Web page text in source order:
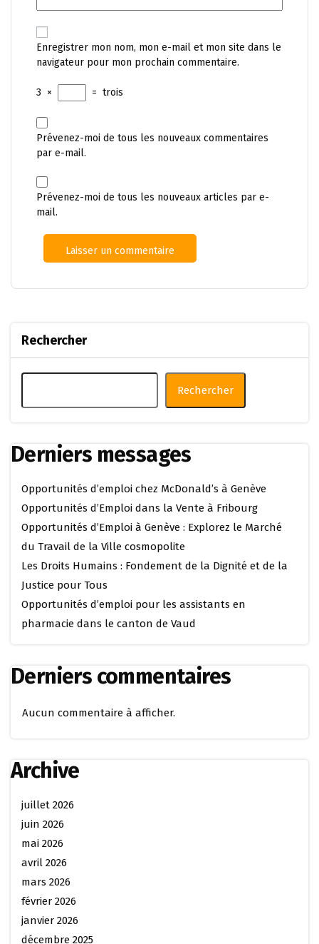
Enregistrer mon nom, mon e-mail et mon site dans le
navigateur pour mon prochain commentaire.
3 × = trois
Prévenez-moi de tous les nouveaux commentaires
par e-mail.
Prévenez-moi de tous les nouveaux articles par e-
mail.
Rechercher
Rechercher
Derniers messages
Opportunités d’emploi chez McDonald’s à Genève
Opportunités d’Emploi dans la Vente à Fribourg
Opportunités d’Emploi à Genève : Explorez le Marché
du Travail de la Ville cosmopolite
Les Droits Humains : Fondement de la Dignité et de la
Justice pour Tous
Opportunités d’emploi pour les assistants en
pharmacie dans le canton de Vaud
Derniers commentaires
Aucun commentaire à afficher.
Archive
juillet 2026
juin 2026
mai 2026
avril 2026
mars 2026
février 2026
janvier 2026
décembre 2025